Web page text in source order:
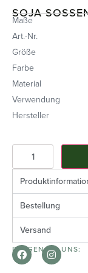
SOJA
Maße
Art.-Nr.
Größe
Farbe
Material
Verwendung
Hersteller
Bestellung
Versand
FOLGEN SIE UNS: